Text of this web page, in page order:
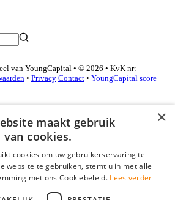
van YoungCapital • © 2026 • KvK nr:
• Privacy Contact • YoungCapital score
×
maakt gebruik
van cookies.
cookies om uw gebruikerservaring te
website te gebruiken, stemt u in met alle
met ons Cookiebeleid. Lees verder